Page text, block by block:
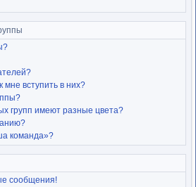
мне вступить в них?
групп имеют разные цвета?
команда»?
сообщения!